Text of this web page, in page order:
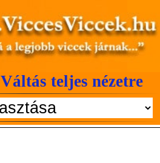
Váltás teljes nézetre